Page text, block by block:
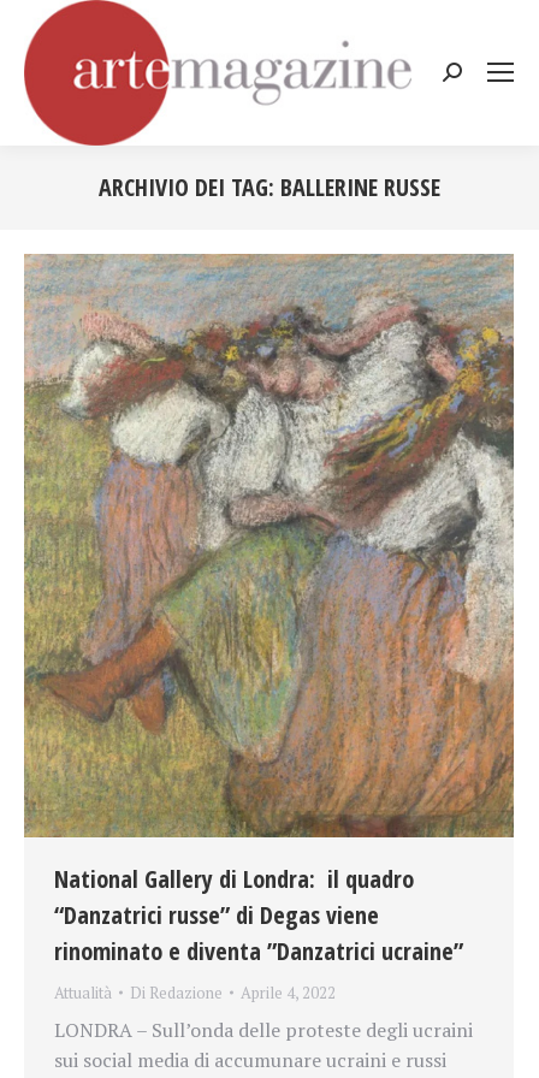
Cerca:
ARCHIVIO DEI TAG: BALLERINE RUSSE
National Gallery di Londra: il quadro
“Danzatrici russe” di Degas viene
rinominato e diventa ”Danzatrici ucraine”
Attualità Di Redazione Aprile 4, 2022
LONDRA – Sull’onda delle proteste degli ucraini
sui social media di accumunare ucraini e russi